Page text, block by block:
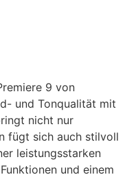
9 von
und Tonqualität mit
nicht nur
fügt sich auch stilvoll
leistungsstarken
und einem